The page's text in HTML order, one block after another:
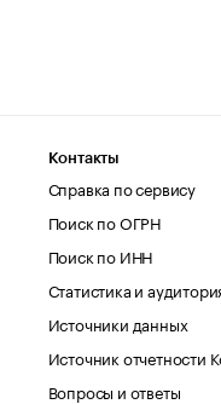
Контакты
Справка по сервису
Поиск по ОГРН
Поиск по ИНН
Статистика и
Источники данных
Источник отчетности
Вопросы и ответы